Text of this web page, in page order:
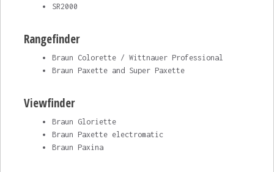
SR2000
Rangefinder
Braun Colorette / Wittnauer Professional
Braun Paxette and Super Paxette
Viewfinder
Braun Gloriette
Braun Paxette electromatic
Braun Paxina